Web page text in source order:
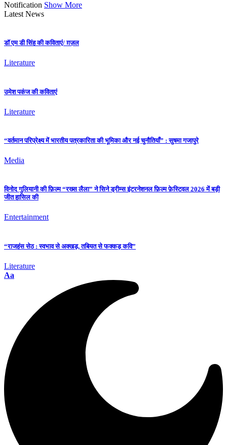
Notification Show More
Latest News
डॉ एम डी सिंह की कविताएं/ ग़ज़ल
Literature
उमेश पकंज की कविताएं
Literature
“वर्तमान परिप्रेक्ष्य में भारतीय पत्रकारिता की भूमिका और नई चुनौतियाँ” : सुषमा गजापुरे
Media
विनोद गुलियानी की फ़िल्म “रख्स लैला” ने सिने ड्रीम्स इंटरनेशनल फ़िल्म फ़ेस्टिवल 2026 में बड़ी
जीत हासिल की
Entertainment
“राजहंस सेठ : स्वभाव से अक्खड़, तबियत से फक्कड़ कवि”
Literature
Aa